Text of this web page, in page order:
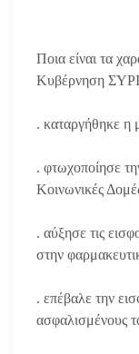
Ποια είναι τα
Κυβέρνηση
. καταργήθηκε η
. φτωχοποίησε
Κοινωνικές
. αύξησε τις
στην
. επέβαλε την
ασφαλισμένους